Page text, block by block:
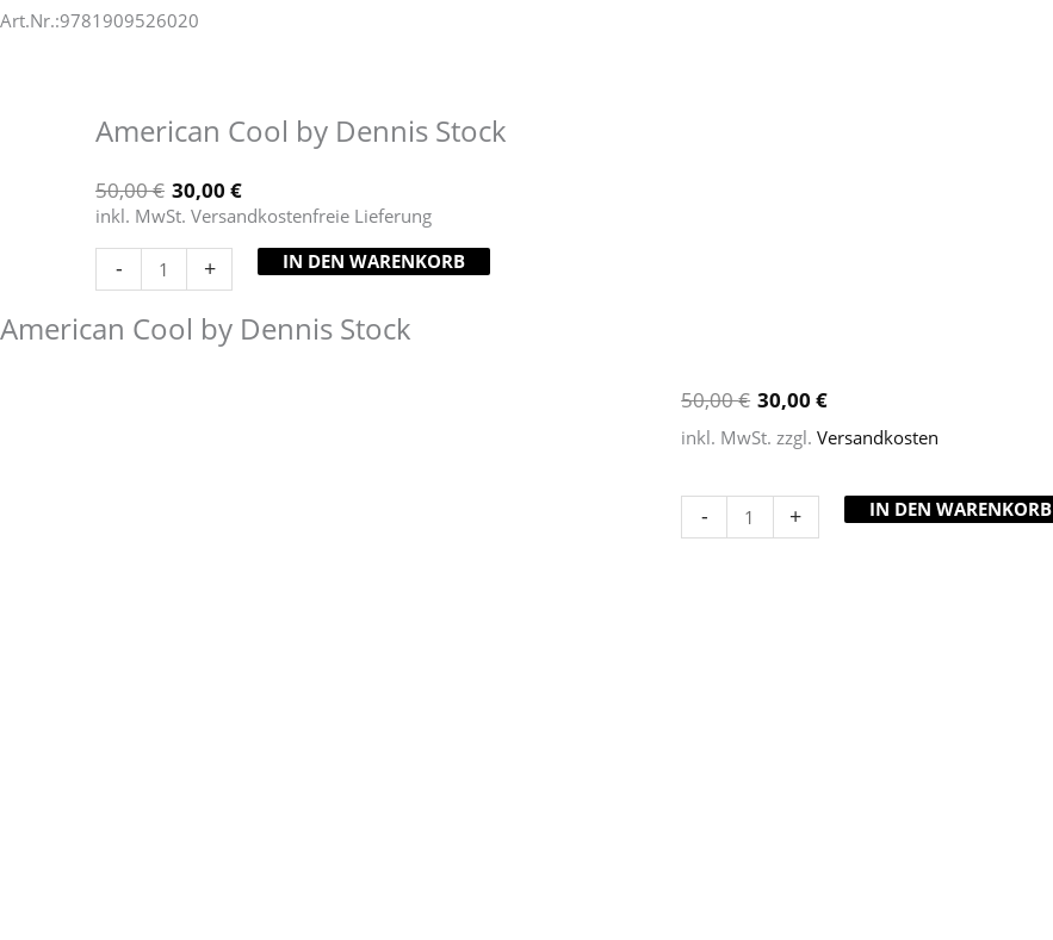
Art.Nr.:9781909526020
American Cool by Dennis Stock
50,00€ 30,00 €
inkl. MwSt. Versandkostenfreie Lieferung
- + IN DEN WARENKORB
American Cool by Dennis Stock
50,00€ 30,00€
inkl. MwSt. zzgl.Versandkosten
- + IN DEN WARENKORB